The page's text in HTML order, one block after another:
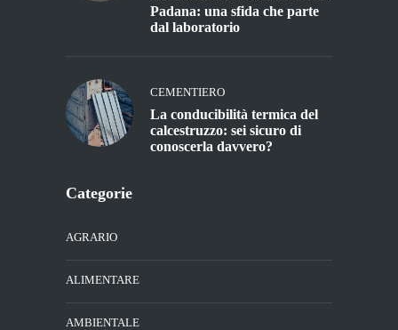
Padana: una sfida che parte
dal laboratorio
CEMENTIERO
La conducibilità termica del
calcestruzzo: sei sicuro di
conoscerla davvero?
Categorie
AGRARIO
ALIMENTARE
AMBIENTALE